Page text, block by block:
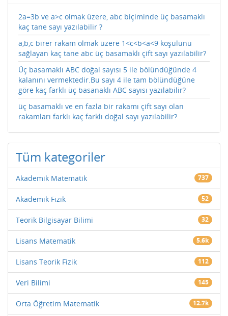
2a=3b ve a>c olmak üzere, abc biçiminde üç basamaklı
kaç tane sayı yazılabilir ?
a,b,c birer rakam olmak üzere 1<c<b<a<9 koşulunu
sağlayan kaç tane abc üç basamaklı çift sayı yazılabilir?
Üç basamaklı ABC doğal sayısı 5 ile bölündüğünde 4
kalanını vermektedir.Bu sayı 4 ile tam bölündüğüne
göre kaç farklı üç basanaklı ABC sayısı yazılabilir?
üç basamaklı ve en fazla bir rakamı çift sayı olan
rakamları farklı kaç farklı doğal sayı yazılabilir?
Tüm kategoriler
Akademik Matematik 737
Akademik Fizik 52
Teorik Bilgisayar Bilimi 32
Lisans Matematik 5.6k
Lisans Teorik Fizik 112
Veri Bilimi 145
Orta Öğretim Matematik 12.7k